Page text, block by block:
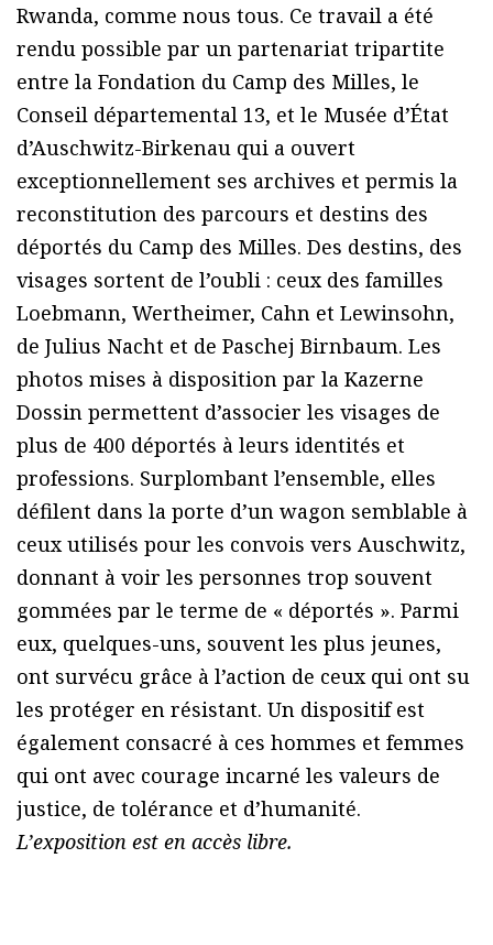
Rwanda, comme nous tous. Ce travail a été
rendu possible par un partenariat tripartite
entre la Fondation du Camp des Milles, le
Conseil départemental 13, et le Musée d’État
d’Auschwitz-Birkenau qui a ouvert
exceptionnellement ses archives et permis la
reconstitution des parcours et destins des
déportés du Camp des Milles. Des destins, des
visages sortent de l’oubli : ceux des familles
Loebmann, Wertheimer, Cahn et Lewinsohn,
de Julius Nacht et de Paschej Birnbaum. Les
photos mises à disposition par la Kazerne
Dossin permettent d’associer les visages de
plus de 400 déportés à leurs identités et
professions. Surplombant l’ensemble, elles
défilent dans la porte d’un wagon semblable à
ceux utilisés pour les convois vers Auschwitz,
donnant à voir les personnes trop souvent
gommées par le terme de « déportés ». Parmi
eux, quelques-uns, souvent les plus jeunes,
ont survécu grâce à l’action de ceux qui ont su
les protéger en résistant. Un dispositif est
également consacré à ces hommes et femmes
qui ont avec courage incarné les valeurs de
justice, de tolérance et d’humanité.
L’exposition est en accès libre.